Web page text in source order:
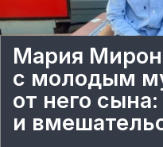
Мария
с молодым
от него
и